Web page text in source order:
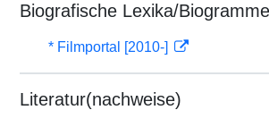
Biografische Lexika/Biogramme
* Filmportal [2010-]
Literatur(nachweise)